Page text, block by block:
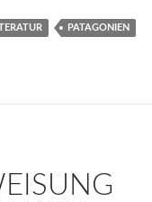
PATAGONIEN